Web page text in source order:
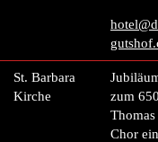
St. Barbara
Kirche
zum
Chor ein